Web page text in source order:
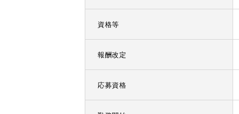
資格等
報酬改定
応募資格